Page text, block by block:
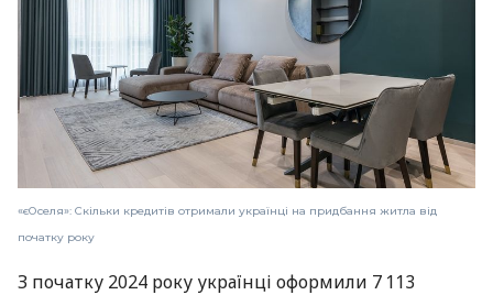
«єОселя»: Скільки кредитів отримали українці на придбання житла від
початку року
З початку 2024 року українці оформили 7 113